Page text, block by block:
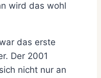
wird das wohl
das erste
Der 2001
nicht nur an